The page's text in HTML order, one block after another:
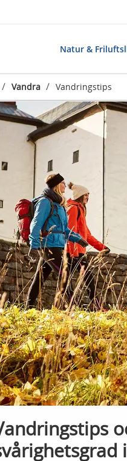
Natur &
/ Vandra / Vandringstips